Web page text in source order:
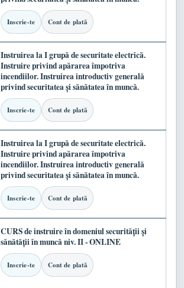
Inscrie-te Cont de plată
Instruirea la I grupă de securitate electrică.
Instruire privind apărarea împotriva
incendiilor. Instruirea introductiv generală
privind securitatea și sănătatea în muncă.
Inscrie-te Cont de plată
Instruirea la I grupă de securitate electrică.
Instruire privind apărarea împotriva
incendiilor. Instruirea introductiv generală
privind securitatea și sănătatea în muncă.
Inscrie-te Cont de plată
CURS de instruire în domeniul securității și
sănătății în muncă niv. II - ONLINE
Inscrie-te Cont de plată